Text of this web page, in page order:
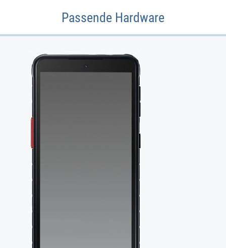
Passende Hardware